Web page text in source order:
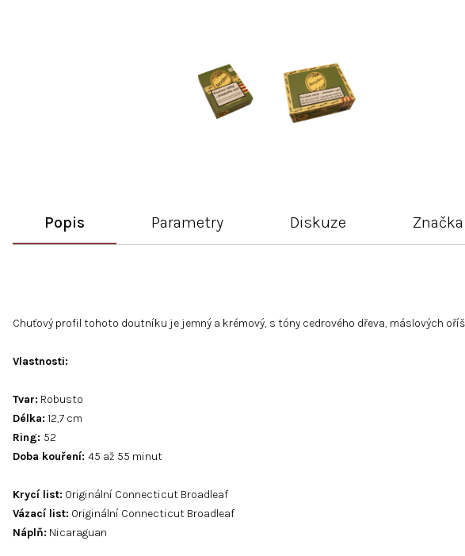
Popis Parametry Diskuze Značka
Chuťový profil tohoto doutníku je jemný a krémový, s tóny cedrového dřeva, máslových
Vlastnosti:
Tvar: Robusto
Délka: 12,7 cm
Ring: 52
Doba kouření: 45 až 55 minut
Krycí list: Originální Connecticut Broadleaf
Vázací list: Originální Connecticut Broadleaf
Náplň: Nicaraguan